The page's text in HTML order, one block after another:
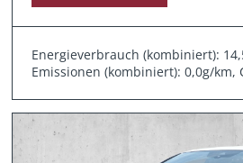
Energieverbrauch (kombiniert):
Emissionen (kombiniert): 0,0g/km,